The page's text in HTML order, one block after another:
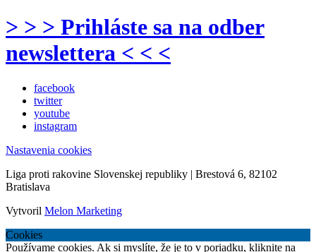
> > > Prihláste sa na odber
newslettera < < <
facebook
twitter
youtube
instagram
Nastavenia cookies
Liga proti rakovine Slovenskej republiky | Brestová 6, 82102
Bratislava
Vytvoril Melon Marketing
Cookies
Používame cookies. Ak si myslíte, že je to v poriadku, kliknite na